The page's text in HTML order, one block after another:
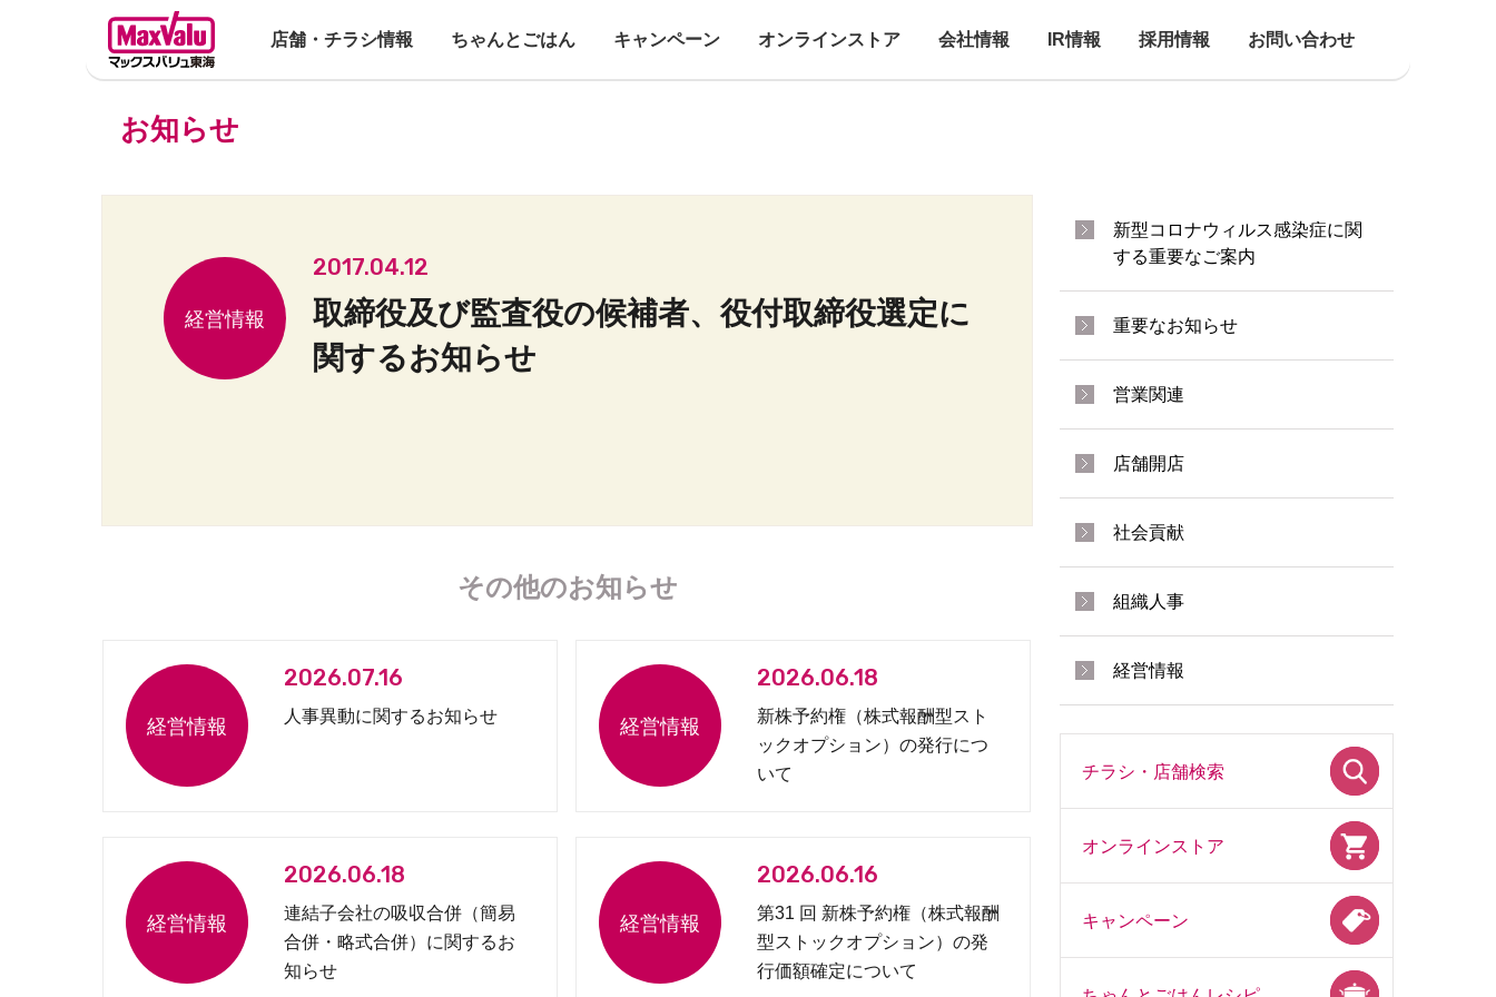
店舗・チラシ情報 ちゃんとごはん キャンペーン オンラインストア 会社情報 IR情報 採用情報 お問い合わせ
お知らせ
2017.04.12
取締役及び監査役の候補者、役付取締役選定に
関するお知らせ
その他のお知らせ
2026.07.16
人事異動に関するお知らせ
2026.06.18
新株予約権（株式報酬型スト
ックオプション）の発行につ
いて
2026.06.18
連結子会社の吸収合併（簡易
合併・略式合併）に関するお
知らせ
2026.06.16
第31 回 新株予約権（株式報酬
型ストックオプション）の発
行価額確定について
新型コロナウィルス感染症に関
する重要なご案内
重要なお知らせ
営業関連
店舗開店
社会貢献
組織人事
経営情報
チラシ・店舗検索
オンラインストア
キャンペーン